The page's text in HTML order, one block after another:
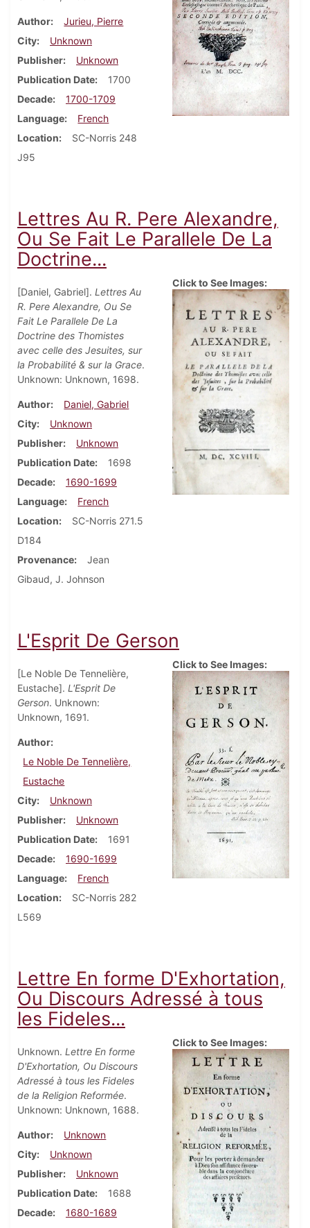
Author
Jurieu, Pierre
City
Unknown
Publisher
Unknown
Publication Date
1700
Decade
1700-1709
Language
French
Location
SC-Norris 248
J95
Lettres Au R. Pere Alexandre,
Ou Se Fait Le Parallele De La
Doctrine...
[Daniel, Gabriel]. Lettres Au
R. Pere Alexandre, Ou Se
Fait Le Parallele De La
Doctrine des Thomistes
avec celle des Jesuites, sur
la Probabilité & sur la Grace.
Unknown: Unknown, 1698.
Author
Daniel, Gabriel
City
Unknown
Publisher
Unknown
Publication Date
1698
Decade
1690-1699
Language
French
Location
SC-Norris 271.5
D184
Provenance
Jean
Gibaud, J. Johnson
Click to See Images:
L'Esprit De Gerson
[Le Noble De Tennelière,
Eustache]. L'Esprit De
Gerson. Unknown:
Unknown, 1691.
Author
Le Noble De Tennelière,
Eustache
City
Unknown
Publisher
Unknown
Publication Date
1691
Decade
1690-1699
Language
French
Location
SC-Norris 282
L569
Click to See Images:
Lettre En forme D'Exhortation,
Ou Discours Adressé à tous
les Fideles...
Unknown. Lettre En forme
D'Exhortation, Ou Discours
Adressé à tous les Fideles
de la Religion Reformée.
Unknown: Unknown, 1688.
Author
Unknown
City
Unknown
Publisher
Unknown
Publication Date
1688
Decade
1680-1689
Click to See Images: